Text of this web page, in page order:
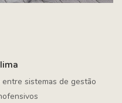
sistemas de gestão